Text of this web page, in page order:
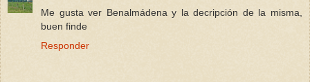
Me gusta ver Benalmádena y la decripción de la misma,
buen finde
Responder